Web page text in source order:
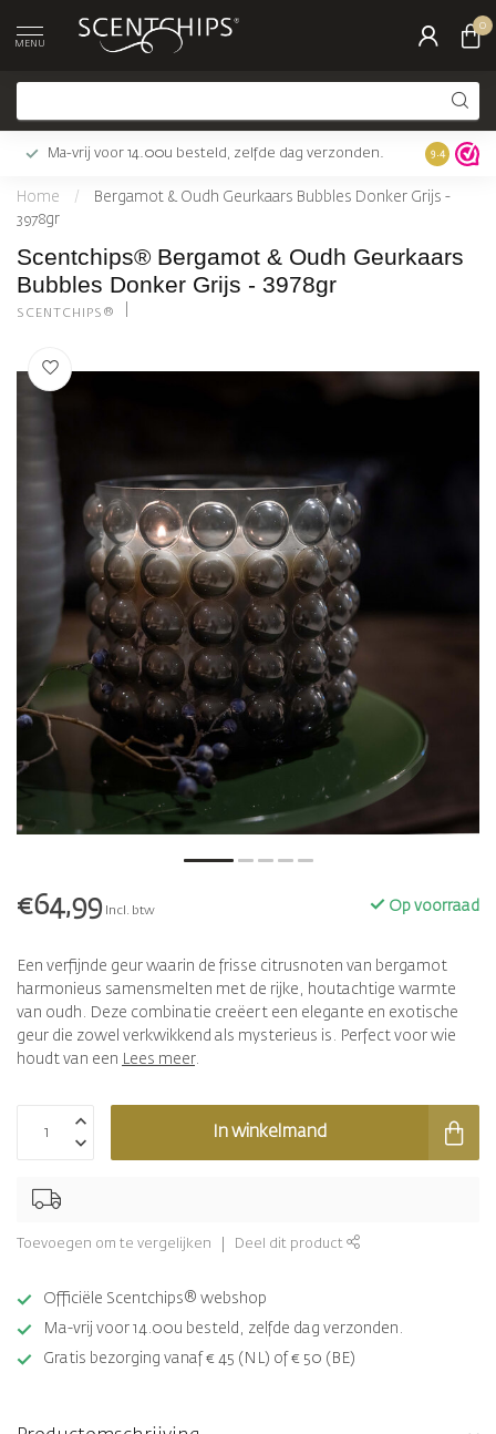
MENU
0
Ma-vrij voor 14.00u besteld, zelfde dag verzonden. Gratis
9.4
Home /
Bergamot & Oudh Geurkaars Bubbles Donker Grijs -
3978gr
Scentchips® Bergamot & Oudh Geurkaars
Bubbles Donker Grijs - 3978gr
SCENTCHIPS®
€64,99 Incl. btw Op voorraad
Een verfijnde geur waarin de frisse citrusnoten van bergamot
harmonieus samensmelten met de rijke, houtachtige warmte
van oudh. Deze combinatie creëert een elegante en exotische
geur die zowel verkwikkend als mysterieus is. Perfect voor wie
houdt van een Lees meer.
In winkelmand
Toevoegen om te vergelijken Deel dit product
Officiële Scentchips® webshop
Ma-vrij voor 14.00u besteld, zelfde dag verzonden.
Gratis bezorging vanaf € 45 (NL) of € 50 (BE)